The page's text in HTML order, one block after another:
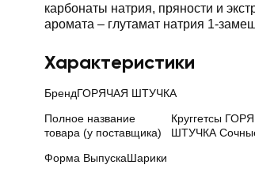
карбонаты натрия, пряности и
аромата – глутамат натрия 1-
Характеристики
БрендГОРЯЧАЯ ШТУЧКА
Полное название
товара (у поставщика)
Круггетсы
ШТУЧКА
Форма ВыпускаШарики